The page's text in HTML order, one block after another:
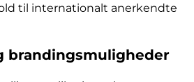
til internationalt anerkendte
brandingsmuligheder